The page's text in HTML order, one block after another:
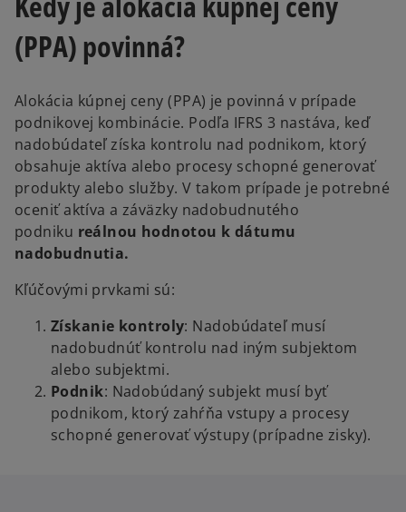
(PPA) povinná?
Alokácia kúpnej ceny (PPA) je povinná v prípade
podnikovej kombinácie. Podľa IFRS 3 nastáva, keď
nadobúdateľ získa kontrolu nad podnikom, ktorý
obsahuje aktíva alebo procesy schopné generovať
produkty alebo služby. V takom prípade je potrebné
oceniť aktíva a záväzky nadobudnutého
podniku reálnou hodnotou k dátumu
nadobudnutia.
Kľúčovými prvkami sú:
Získanie kontroly: Nadobúdateľ musí
nadobudnúť kontrolu nad iným subjektom
alebo subjektmi.
Podnik: Nadobúdaný subjekt musí byť
podnikom, ktorý zahŕňa vstupy a procesy
schopné generovať výstupy (prípadne zisky).